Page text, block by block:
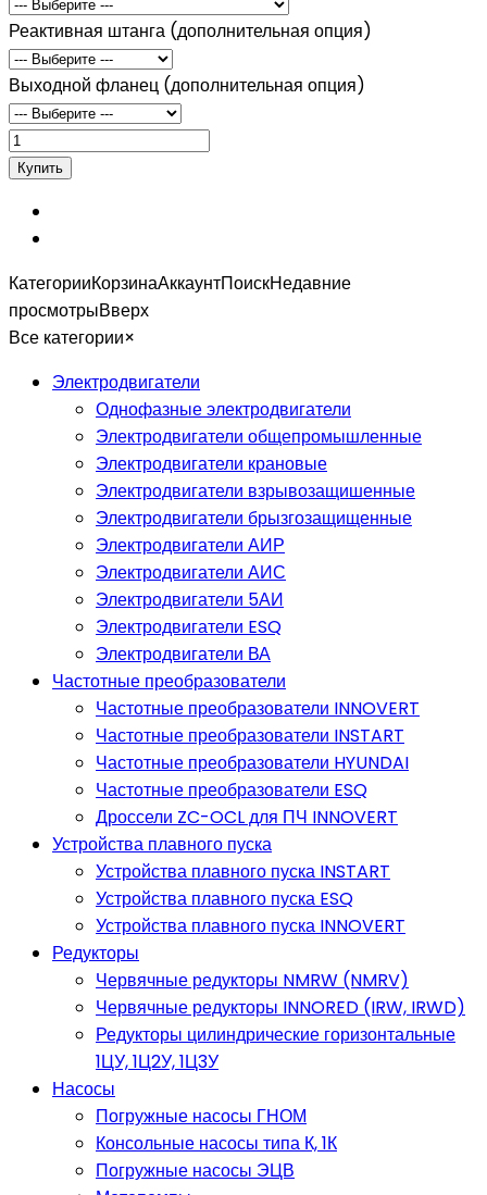
Реактивная штанга (дополнительная опция)
Выходной фланец (дополнительная опция)
КатегорииКорзинаАккаунтПоискНедавние
просмотрыВверх
Все категории×
Электродвигатели
Однофазные электродвигатели
Электродвигатели общепромышленные
Электродвигатели крановые
Электродвигатели взрывозащишенные
Электродвигатели брызгозащищенные
Электродвигатели АИР
Электродвигатели АИС
Электродвигатели 5АИ
Электродвигатели ESQ
Электродвигатели ВА
Частотные преобразователи
Частотные преобразователи INNOVERT
Частотные преобразователи INSTART
Частотные преобразователи HYUNDAI
Частотные преобразователи ESQ
Дроссели ZC-OCL для ПЧ INNOVERT
Устройства плавного пуска
Устройства плавного пуска INSTART
Устройства плавного пуска ESQ
Устройства плавного пуска INNOVERT
Редукторы
Червячные редукторы NMRW (NMRV)
Червячные редукторы INNORED (IRW, IRWD)
Редукторы цилиндрические горизонтальные
1ЦУ, 1Ц2У, 1Ц3У
Насосы
Погружные насосы ГНОМ
Консольные насосы типа К, 1К
Погружные насосы ЭЦВ